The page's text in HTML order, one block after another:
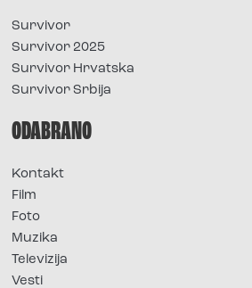
Survivor
Survivor 2025
Survivor Hrvatska
Survivor Srbija
ODABRANO
Kontakt
Film
Foto
Muzika
Televizija
Vesti